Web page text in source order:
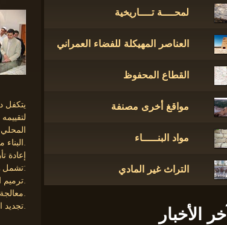
لمحــــة تــــاريخية
العناصر المهيكلة للفضاء العمراني
القطاع المحفوظ
مواقغ أخرى مصنفة
مواد البنـــــاء
التراث غير المادي
آخر الأخبار
يتكفل
البناء مثل: أحجام المباني والمواد المستخدمة، وطبيعة تلبيس الجدران والواجهات، واختيار الألوان... الخ.
* إعادة
تشمل هذه العملية:
- ترميم المساكن داخل القصور.
- معالجة واجهات المساكن.
- تجديد الشبكات: قنوات الصرف الصحي، المياه الصالحة للشرب، التزود بغاز المدينة والإنارة العمومية.